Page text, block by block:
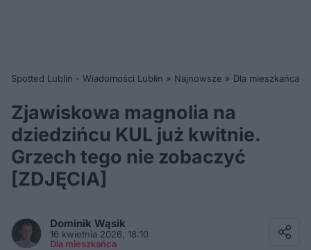
Spotted Lublin - Wiadomości Lublin » Najnowsze » Dla mieszkańca
Zjawiskowa magnolia na
dziedzińcu KUL już kwitnie.
Grzech tego nie zobaczyć
[ZDJĘCIA]
Dominik Wąsik
16 kwietnia 2026, 18:10
Dla mieszkańca